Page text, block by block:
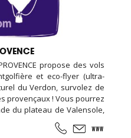
propose des vols
et eco-flyer (ultra-
du Verdon, survolez de
provençaux ! Vous pourrez
du plateau de Valensole,
du Verdon tout en
à l’horizon… A tout âge,